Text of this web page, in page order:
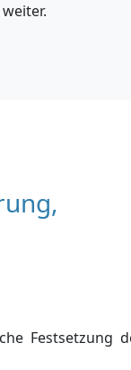
Festsetzung